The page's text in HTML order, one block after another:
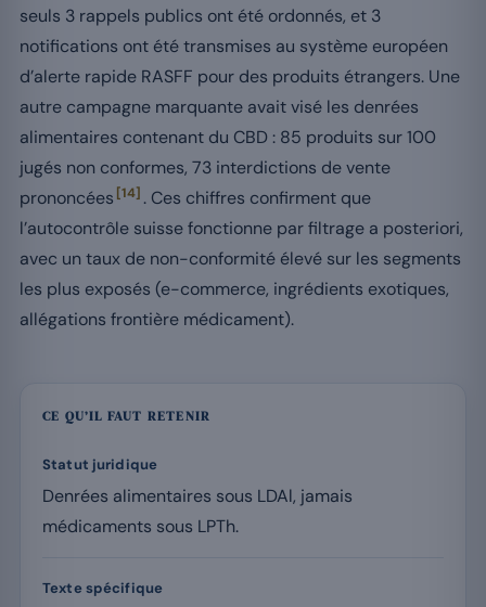
seuls 3 rappels publics ont été ordonnés, et 3
notifications ont été transmises au système européen
d’alerte rapide RASFF pour des produits étrangers. Une
autre campagne marquante avait visé les denrées
alimentaires contenant du CBD : 85 produits sur 100
jugés non conformes, 73 interdictions de vente
prononcées [14] . Ces chiffres confirment que
l’autocontrôle suisse fonctionne par filtrage a posteriori,
avec un taux de non-conformité élevé sur les segments
les plus exposés (e-commerce, ingrédients exotiques,
allégations frontière médicament).
CE QU’IL FAUT RETENIR
Statut juridique
Denrées alimentaires sous LDAl, jamais
médicaments sous LPTh.
Texte spécifique